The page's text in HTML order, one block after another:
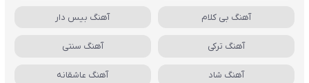
آهنگ بی کلام آهنگ بیس دار
آهنگ ترکی آهنگ سنتی
آهنگ شاد آهنگ عاشقانه